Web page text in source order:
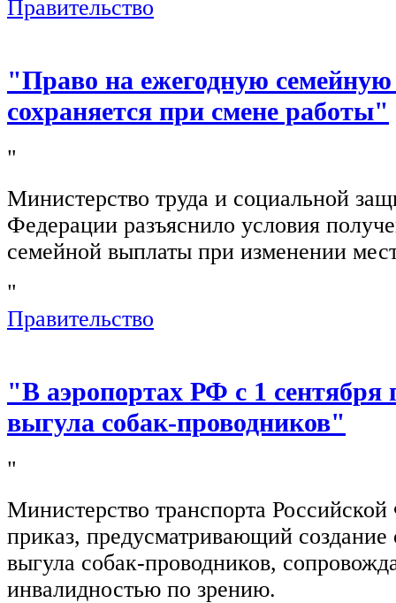
Правительство
"Право на ежегодную
сохраняется при смене работы"
"
Министерство труда и социальной
Федерации разъяснило условия
семейной выплаты при изменении
"
Правительство
"В аэропортах РФ с 1 сентября
выгула собак-проводников"
"
Министерство транспорта
приказ, предусматривающий создание
выгула собак-проводников,
инвалидностью по зрению.